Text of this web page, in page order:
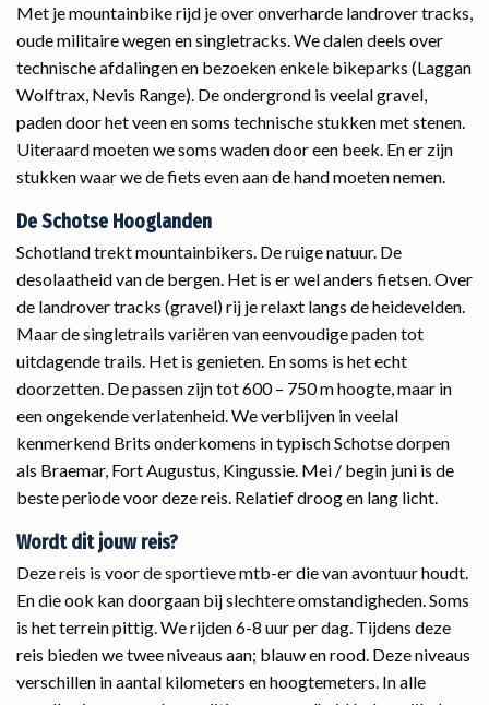
Met je mountainbike rijd je over onverharde landrover tracks,
oude militaire wegen en singletracks. We dalen deels over
technische afdalingen en bezoeken enkele bikeparks (Laggan
Wolftrax, Nevis Range). De ondergrond is veelal gravel,
paden door het veen en soms technische stukken met stenen.
Uiteraard moeten we soms waden door een beek. En er zijn
stukken waar we de fiets even aan de hand moeten nemen.
De Schotse Hooglanden
Schotland trekt mountainbikers. De ruige natuur. De
desolaatheid van de bergen. Het is er wel anders fietsen. Over
de landrover tracks (gravel) rij je relaxt langs de heidevelden.
Maar de singletrails variëren van eenvoudige paden tot
uitdagende trails. Het is genieten. En soms is het echt
doorzetten. De passen zijn tot 600 – 750 m hoogte, maar in
een ongekende verlatenheid. We verblijven in veelal
kenmerkend Brits onderkomens in typisch Schotse dorpen
als Braemar, Fort Augustus, Kingussie. Mei / begin juni is de
beste periode voor deze reis. Relatief droog en lang licht.
Wordt dit jouw reis?
Deze reis is voor de sportieve mtb-er die van avontuur houdt.
En die ook kan doorgaan bij slechtere omstandigheden. Soms
is het terrein pittig. We rijden 6-8 uur per dag. Tijdens deze
reis bieden we twee niveaus aan; blauw en rood. Deze niveaus
verschillen in aantal kilometers en hoogtemeters. In alle